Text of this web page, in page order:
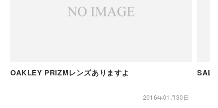
OAKLEY PRIZMレンズありますよ
2016年01月30日